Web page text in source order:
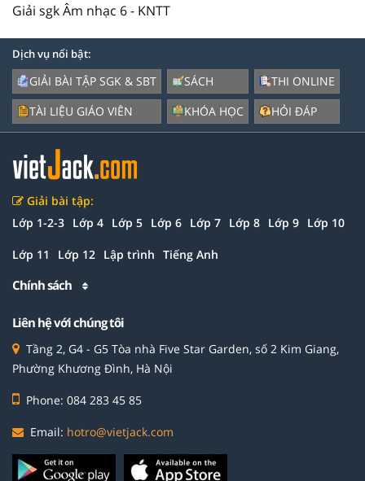
Giải sgk Âm nhạc 6 - KNTT
Dịch vụ nổi bật:
GIẢI BÀI TẬP SGK & SBT
TÀI LIỆU GIÁO VIÊN
SÁCH
KHÓA HỌC
THI ONLINE
HỎI ĐÁP
Giải bài tập:
Lớp 1-2-3 Lớp 4 Lớp 5 Lớp 6 Lớp 7 Lớp 8 Lớp 9 Lớp 10
Lớp 11 Lớp 12 Lập trình Tiếng Anh
Chính sách
Liên hệ với chúng tôi
Tầng 2, G4 - G5 Tòa nhà Five Star Garden, số 2 Kim Giang,
Phường Khương Đình, Hà Nội
Phone: 084 283 45 85
Email: hotro@vietjack.com